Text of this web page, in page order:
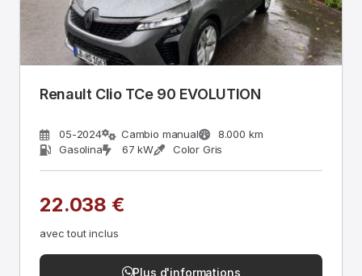
Renault Clio TCe 90 EVOLUTION
05-2024 Cambio manual
8.000 km
Gasolina
67 kW Color Gris
22.038 €
avec tout inclus
Plus d'informations